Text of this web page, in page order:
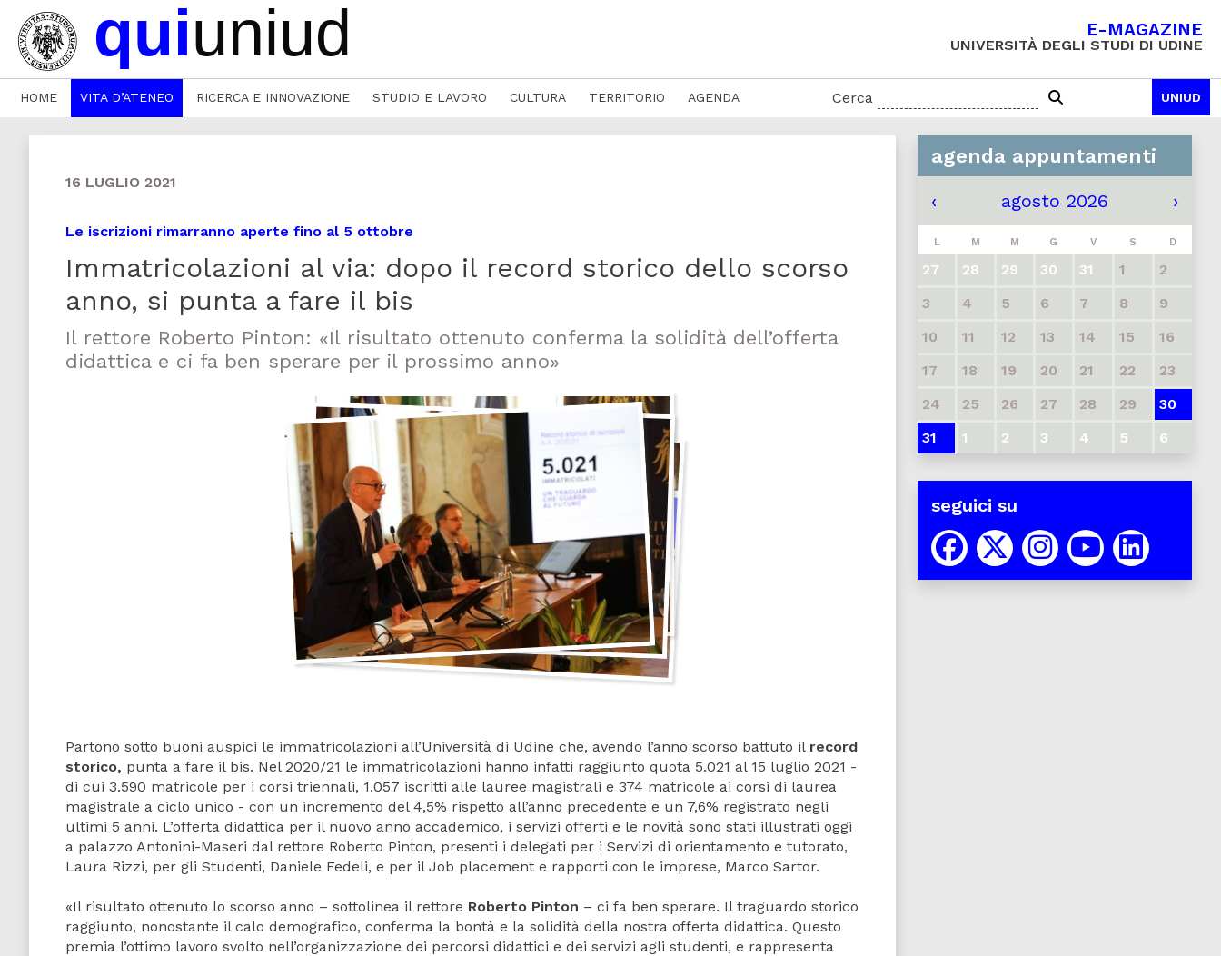
E-MAGAZINE
UNIVERSITÀ DEGLI STUDI DI UDINE
HOME VITA D’ATENEO RICERCA E INNOVAZIONE STUDIO E LAVORO CULTURA TERRITORIO AGENDA Cerca UNIUD
16 LUGLIO 2021
Le iscrizioni rimarranno aperte fino al 5 ottobre
Immatricolazioni al via: dopo il record storico dello scorso
anno, si punta a fare il bis
Il rettore Roberto Pinton: «Il risultato ottenuto conferma la solidità dell’offerta
didattica e ci fa ben sperare per il prossimo anno»
Partono sotto buoni auspici le immatricolazioni all’Università di Udine che, avendo l’anno scorso battuto il record
storico, punta a fare il bis. Nel 2020/21 le immatricolazioni hanno infatti raggiunto quota 5.021 al 15 luglio 2021 -
di cui 3.590 matricole per i corsi triennali, 1.057 iscritti alle lauree magistrali e 374 matricole ai corsi di laurea
magistrale a ciclo unico - con un incremento del 4,5% rispetto all’anno precedente e un 7,6% registrato negli
ultimi 5 anni. L’offerta didattica per il nuovo anno accademico, i servizi offerti e le novità sono stati illustrati oggi
a palazzo Antonini-Maseri dal rettore Roberto Pinton, presenti i delegati per i Servizi di orientamento e tutorato,
Laura Rizzi, per gli Studenti, Daniele Fedeli, e per il Job placement e rapporti con le imprese, Marco Sartor.
«Il risultato ottenuto lo scorso anno – sottolinea il rettore Roberto Pinton – ci fa ben sperare. Il traguardo storico
raggiunto, nonostante il calo demografico, conferma la bontà e la solidità della nostra offerta didattica. Questo
premia l’ottimo lavoro svolto nell’organizzazione dei percorsi didattici e dei servizi agli studenti, e rappresenta
agenda appuntamenti
‹ agosto 2026 ›
L M M G V S D
27 28 29 30 31 1
2
3
4 5 6 7 8
9
10
11 12 13 14 15
16
17
18 19 20 21 22
23
24
25 26 27 28 29
30
31
1 2 3 4 5 6
seguici su